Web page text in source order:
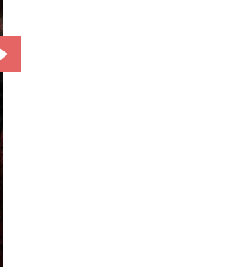
Przejdź do kolejnego zdjęcia.